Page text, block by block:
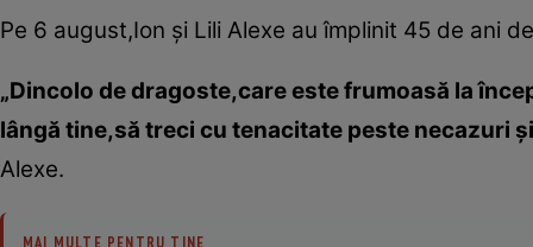
Pe 6 august,Ion şi Lili Alexe au împlinit 45 de ani
„Dincolo de dragoste,care este frumoasă la
lângă tine,să treci cu tenacitate peste necazuri
Alexe.
MAI MULTE PENTRU TINE